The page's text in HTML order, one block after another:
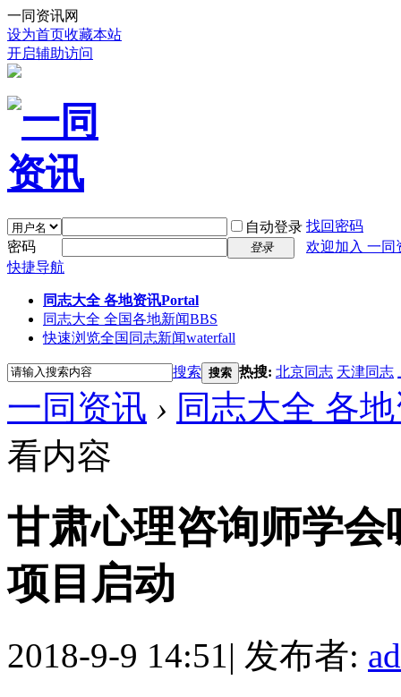
一同资讯网
设为首页收藏本站
开启辅助访问
自动登录 找回密码
密码
登录
欢迎加入 一同
快捷导航
同志大全 各地资讯Portal
同志大全 全国各地新闻BBS
快速浏览全国同志新闻waterfall
搜索 搜索 热搜: 北京同志 天津同志
一同资讯 › 同志大全 各
看内容
甘肃心理咨询师学
项目启动
2018-9-9 14:51| 发布者: